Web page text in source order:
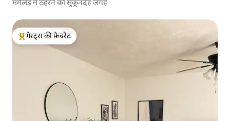
मर्मलेड में ठहरने की सुकूनदेह जगहें
गेस्ट्स का टॉप फ़ेवरेट
गेस्ट्स की फ़ेवरेट